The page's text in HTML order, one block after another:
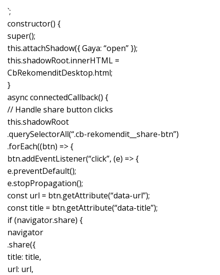
`;
constructor() {
super();
this.attachShadow({ Gaya: “open” });
this.shadowRoot.innerHTML =
CbRekomenditDesktop.html;
}
async connectedCallback() {
// Handle share button clicks
this.shadowRoot
.querySelectorAll(“.cb-rekomendit__share-btn”)
.forEach((btn) => {
btn.addEventListener(“click”, (e) => {
e.preventDefault();
e.stopPropagation();
const url = btn.getAttribute(“data-url”);
const title = btn.getAttribute(“data-title”);
if (navigator.share) {
navigator
.share({
title: title,
url: url,